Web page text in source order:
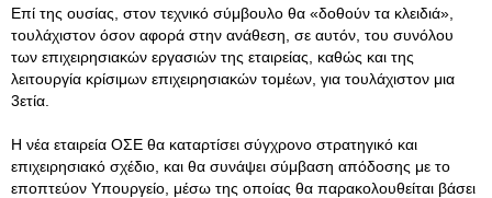
Επί της ουσίας, στον τεχνικό σύμβουλο θα «δοθούν τα κλειδιά»,
τουλάχιστον όσον αφορά στην ανάθεση, σε αυτόν, του συνόλου
των επιχειρησιακών εργασιών της εταιρείας, καθώς και της
λειτουργία κρίσιμων επιχειρησιακών τομέων, για τουλάχιστον μια
3ετία.
Η νέα εταιρεία ΟΣΕ θα καταρτίσει σύγχρονο στρατηγικό και
επιχειρησιακό σχέδιο, και θα συνάψει σύμβαση απόδοσης με το
εποπτεύον Υπουργείο, μέσω της οποίας θα παρακολουθείται βάσει